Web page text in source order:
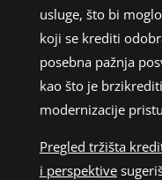
usluge, što bi
koji se krediti
posebna pažnja
kao što je
modernizacije
Pregled tržišta
i perspektive